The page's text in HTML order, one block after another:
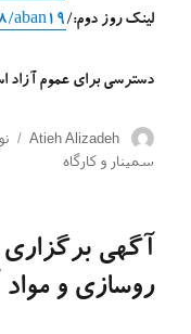
لینک روز دوم:/aban19
دسترسی برای عموم آزاد
نویسنده
Atieh Alizadeh
سمینار و کارگاه
آگهی برگزاری
روسازی و مواد